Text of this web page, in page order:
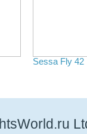
Sessa Fly 42